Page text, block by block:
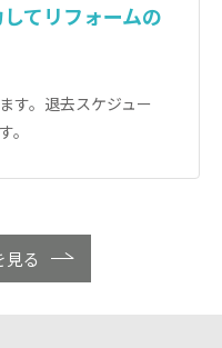
てリフォームの
す。退去スケジュー
。
見る